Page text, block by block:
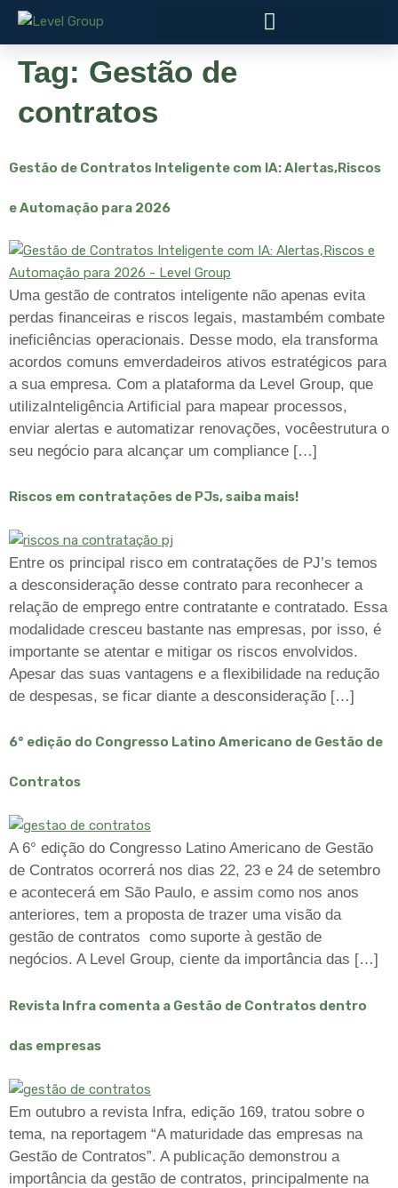
Tag: Gestão de
contratos
Gestão de Contratos Inteligente com IA: Alertas,Riscos
e Automação para 2026
Uma gestão de contratos inteligente não apenas evita
perdas financeiras e riscos legais, mastambém combate
ineficiências operacionais. Desse modo, ela transforma
acordos comuns emverdadeiros ativos estratégicos para
a sua empresa. Com a plataforma da Level Group, que
utilizaInteligência Artificial para mapear processos,
enviar alertas e automatizar renovações, vocêestrutura o
seu negócio para alcançar um compliance […]
Riscos em contratações de PJs, saiba mais!
Entre os principal risco em contratações de PJ’s temos
a desconsideração desse contrato para reconhecer a
relação de emprego entre contratante e contratado. Essa
modalidade cresceu bastante nas empresas, por isso, é
importante se atentar e mitigar os riscos envolvidos.
Apesar das suas vantagens e a flexibilidade na redução
de despesas, se ficar diante a desconsideração […]
6° edição do Congresso Latino Americano de Gestão de
Contratos
A 6° edição do Congresso Latino Americano de Gestão
de Contratos ocorrerá nos dias 22, 23 e 24 de setembro
e acontecerá em São Paulo, e assim como nos anos
anteriores, tem a proposta de trazer uma visão da
gestão de contratos como suporte à gestão de
negócios. A Level Group, ciente da importância das […]
Revista Infra comenta a Gestão de Contratos dentro
das empresas
Em outubro a revista Infra, edição 169, tratou sobre o
tema, na reportagem “A maturidade das empresas na
Gestão de Contratos”. A publicação demonstrou a
importância da gestão de contratos, principalmente na